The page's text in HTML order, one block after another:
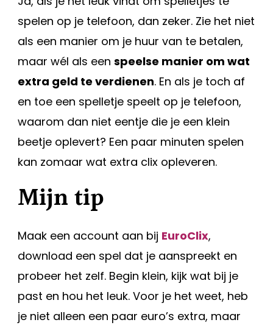
spelen op je telefoon, dan zeker. Zie het niet
als een manier om je huur van te betalen,
maar wél als een speelse manier om wat
extra geld te verdienen. En als je toch af
en toe een spelletje speelt op je telefoon,
waarom dan niet eentje die je een klein
beetje oplevert? Een paar minuten spelen
kan zomaar wat extra clix opleveren.
Mijn tip
Maak een account aan bij EuroClix,
download een spel dat je aanspreekt en
probeer het zelf. Begin klein, kijk wat bij je
past en hou het leuk. Voor je het weet, heb
je niet alleen een paar euro’s extra, maar